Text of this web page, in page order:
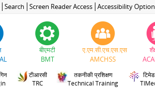
Search Screen Reader Access Accessibility Option
बीएमटी
BMT
ए.एम.सी.एच.एस.एस
AMCHSS
टीआरसी
TRC
तकनीकी प्रशिक्षण
Technical Training
टिमेड